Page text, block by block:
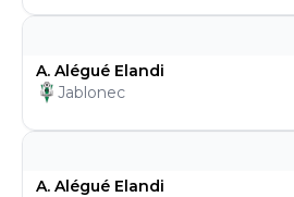
A. Alégué Elandi
A. Alégué Elandi
Jablonec